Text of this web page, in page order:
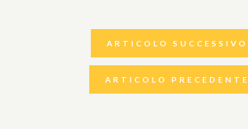
ARTICOLO SUCCESSIVO
ARTICOLO PRECEDENTE